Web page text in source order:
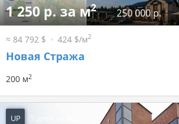
1 250 р. за м2 250 000 р.
≈ 84 792 $ 424 $/м2
Новая Стража
200 м2
UP